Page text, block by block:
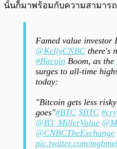
นั้นก็มาพร้อมกับความสามาร
Famed value
@KellyCNBC there's
#Bitcoin Boom, as the
surges to all-time
today:
"Bitcoin gets less
goes"#BTC $BTC
@B3_MillerValue
@CNBCTheExchange
pic.twitter.com/